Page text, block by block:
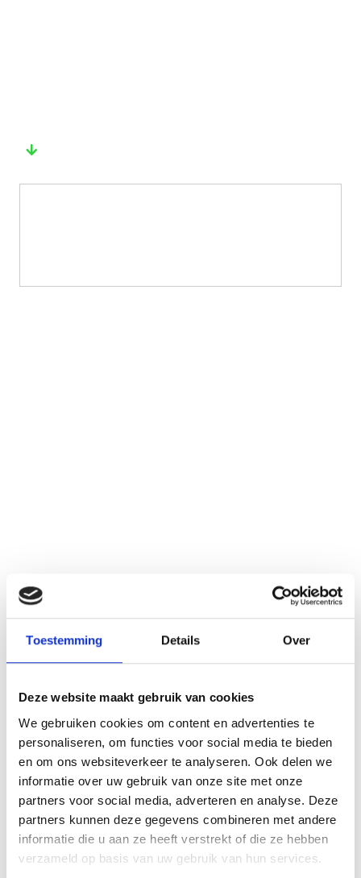
Toestemming Details Over
Deze website maakt gebruik van cookies
We gebruiken cookies om content en advertenties te
personaliseren, om functies voor social media te bieden
en om ons websiteverkeer te analyseren. Ook delen we
informatie over uw gebruik van onze site met onze
partners voor social media, adverteren en analyse. Deze
partners kunnen deze gegevens combineren met andere
informatie die u aan ze heeft verstrekt of die ze hebben
verzameld op basis van uw gebruik van hun services.
See also these dissertations